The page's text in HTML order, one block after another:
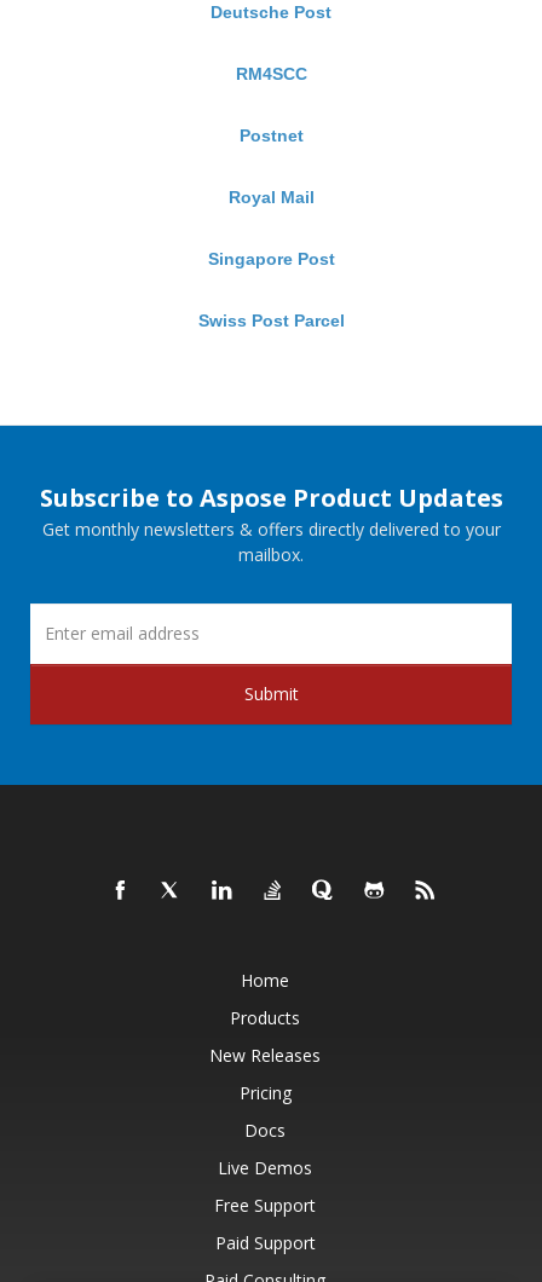
Deutsche Post
RM4SCC
Postnet
Royal Mail
Singapore Post
Swiss Post Parcel
Subscribe to Aspose Product Updates
Get monthly newsletters & offers directly delivered to your
mailbox.
Submit
Home
Products
New Releases
Pricing
Docs
Live Demos
Free Support
Paid Support